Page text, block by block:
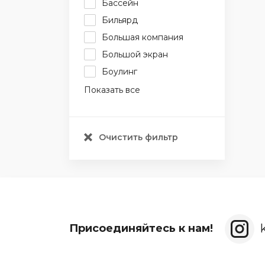
Бассейн
Бильярд
Большая компания
Большой экран
Боулинг
Показать все
Очистить фильтр
Присоединяйтесь к нам!